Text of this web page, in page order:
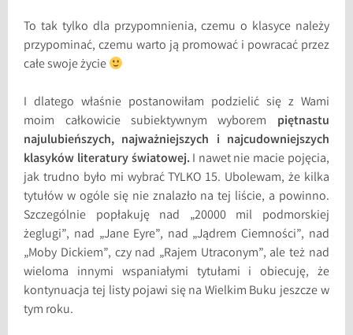
To tak tylko dla przypomnienia, czemu o klasyce należy
przypominać, czemu warto ją promować i powracać przez
całe swoje życie
I dlatego właśnie postanowiłam podzielić się z Wami
moim całkowicie subiektywnym wyborem piętnastu
najulubieńszych, najważniejszych i najcudowniejszych
klasyków literatury światowej.I nawet nie macie pojęcia,
jak trudno było mi wybrać TYLKO 15. Ubolewam, że kilka
tytułów w ogóle się nie znalazło na tej liście, a powinno.
Szczególnie popłakuję nad „20000 mil podmorskiej
żeglugi”, nad „Jane Eyre”, nad „Jądrem Ciemności”, nad
„Moby Dickiem”, czy nad „Rajem Utraconym”, ale też nad
wieloma innymi wspaniałymi tytułami i obiecuję, że
kontynuacja tej listy pojawi się na Wielkim Buku jeszcze w
tym roku.